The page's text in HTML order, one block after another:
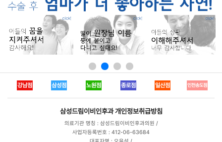
강남점 삼성점 노원점 종로점 일산점 인천송도점
삼성드림이비인후과 개인정보취급방침
의료기관 명칭 : 삼성드림이비인후과의원 /
사업자등록번호 : 412-06-63684